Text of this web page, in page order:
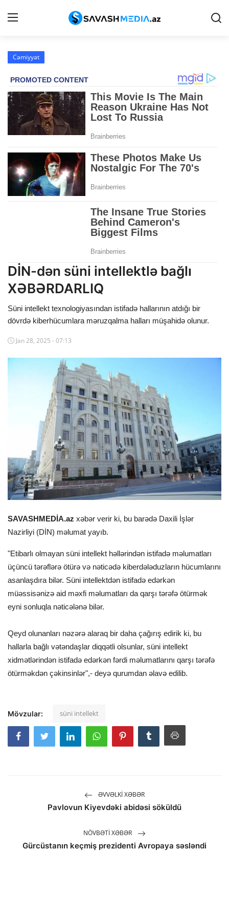
Haqqımızda
Peşə etikası
Reklam
Gündəm
Siyasət
Cəmiyyət
İdman
Kriminal
Mövqe
Maraqlı
Cəmiyyət
DİN-dən süni intellektlə bağlı
XƏBƏRDARLIQ
Süni intellekt texnologiyasından istifadə hallarının atdığı bir
dövrdə kiberhücumlara məruzqalma halları müşahidə olunur.
Jan 28, 2025 - 07:13
SAVASHMEDİA.az xəbər verir ki, bu barədə Daxili İşlər
Nazirliyi (DİN) məlumat yayıb.
"Etibarlı olmayan süni intellekt həllərindən istifadə məlumatları
üçüncü tərəflərə ötürə və nəticədə kiberdələduzların hücumlarını
asanlaşdıra bilər. Süni intellektdən istifadə edərkən
müəssisənizə aid məxfi məlumatları da qarşı tərəfə ötürmək
eyni sonluqla nəticələnə bilər.
Qeyd olunanları nəzərə alaraq bir daha çağırış edirik ki, bu
hallarla bağlı vətəndaşlar diqqətli olsunlar, süni intellekt
xidmətlərindən istifadə edərkən fərdi məlumatlarını qarşı tərəfə
ötürməkdən çəkinsinlər",- deyə qurumdan əlavə edilib.
Mövzular: süni intellekt
ƏVVƏLKI XƏBƏR
Pavlovun Kiyevdəki abidəsi söküldü
NÖVBƏTI XƏBƏR
Gürcüstanın keçmiş prezidenti Avropaya səsləndi